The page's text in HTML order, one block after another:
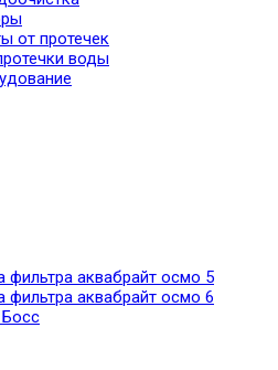
от протечек
воды
фильтра аквабрайт осмо 5
фильтра аквабрайт осмо 6